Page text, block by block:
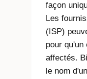
façon
Les
(ISP)
pour qu'un
affectés.
le nom